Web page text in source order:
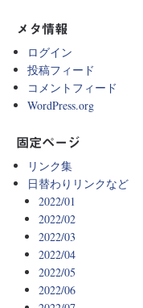
メタ情報
ログイン
投稿フィード
コメントフィード
WordPress.org
固定ページ
リンク集
日替わりリンクなど
2022/01
2022/02
2022/03
2022/04
2022/05
2022/06